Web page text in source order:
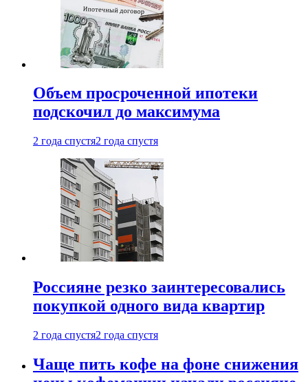
Объем просроченной ипотеки
подскочил до максимума
2 года спустя2 года спустя
Россияне резко заинтересовались
покупкой одного вида квартир
2 года спустя2 года спустя
Чаще пить кофе на фоне снижения